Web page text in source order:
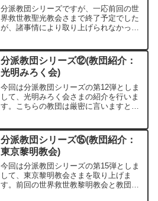
分派教団シリーズですが、一応前回の世
界救世教聖光教会さまで終了予定でした
が、諸事情により取り上げられなかった
医術普及会/救世神道光友会(救世観音道
光友会)/世界浄霊会・大夲光之道・宗教
法人慈永堂・メシヤ教復興推進教団・結
ノ和（むすひのわ）・救いの三本柱（三
救）・ヒーリング・レイ・一般社団法人
浄霊ヒーリング協会/株式会社みろくてら
す
分派教団シリーズ⑫(教団紹介：
光明みろく会)
今回は分派教団シリーズの第12弾としま
して、光明みろく会さまの紹介を行いま
す。こちらの教団は厳密に言いますと世
さまから分派した教団となります。
分派教団シリーズ⑮(教団紹介：
東京黎明教会)
今回は分派教団シリーズの第15弾としま
して、東京黎明教会さまを取り上げま
す。前回の世界救世教黎明教会と教団名